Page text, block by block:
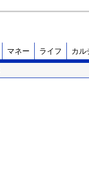
マネー ライフ カル